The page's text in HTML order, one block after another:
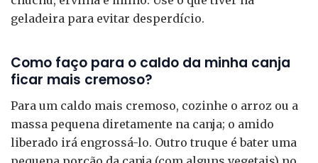
geladeira para evitar desperdício.
Como faço para o caldo da minha canja
ficar mais cremoso?
Para um caldo mais cremoso, cozinhe o arroz ou a
massa pequena diretamente na canja; o amido
liberado irá engrossá-lo. Outro truque é bater uma